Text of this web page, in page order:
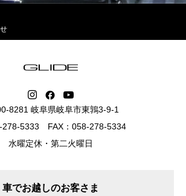
8281 岐阜県岐阜市東鶉3-9-1
278-5333 FAX：058-278-5334
水曜定休・第二火曜日
車でお越しのお客さま